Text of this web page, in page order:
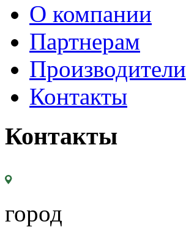
О компании
Партнерам
Производители
Контакты
Контакты
город